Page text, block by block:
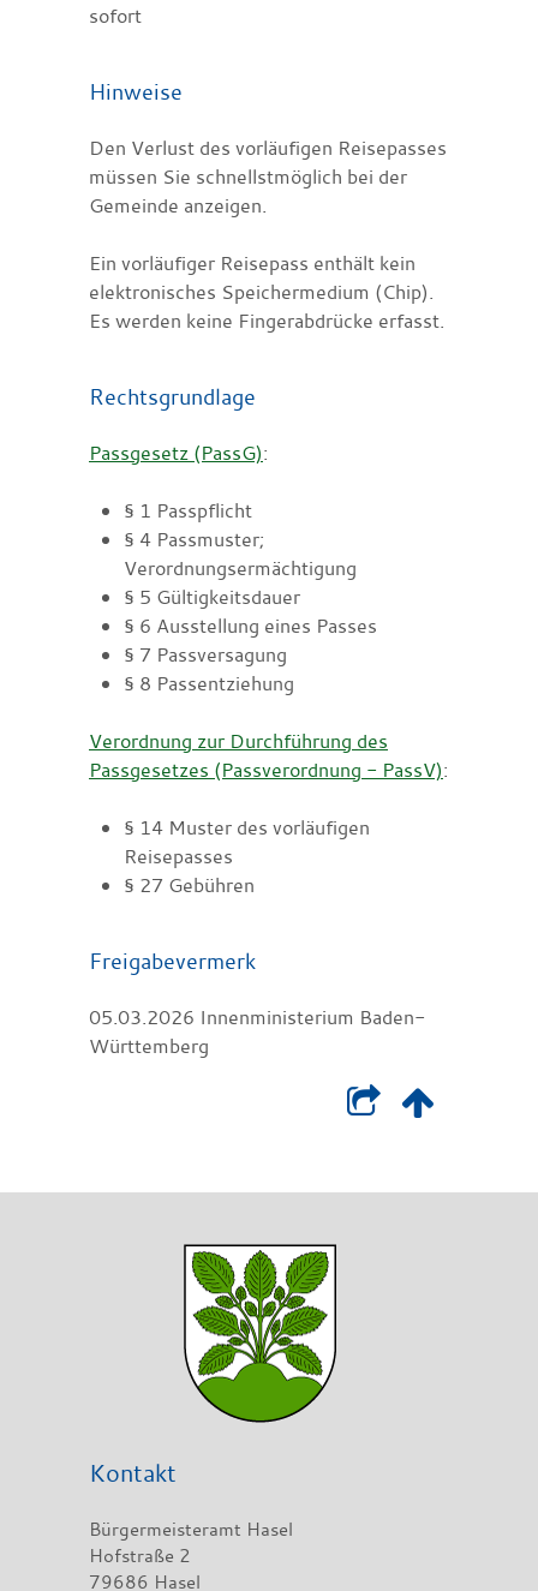
sofort
Hinweise
Den Verlust des vorläufigen Reisepasses
müssen Sie schnellstmöglich bei der
Gemeinde anzeigen.
Ein vorläufiger Reisepass enthält kein
elektronisches Speichermedium (Chip).
Es werden keine Fingerabdrücke erfasst.
Rechtsgrundlage
Passgesetz (PassG):
§ 1 Passpflicht
§ 4Passmuster;
Verordnungsermächtigung
§ 5 Gültigkeitsdauer
§ 6 Ausstellung eines Passes
§ 7 Passversagung
§ 8 Passentziehung
Verordnung zur Durchführung des
Passgesetzes (Passverordnung - PassV):
§ 14 Muster des vorläufigen
Reisepasses
§ 27 Gebühren
Freigabevermerk
05.03.2026 Innenministerium Baden-
Württemberg
Kontakt
Bürgermeisteramt Hasel
Hofstraße 2
79686 Hasel